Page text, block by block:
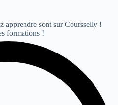
apprendre sont sur Coursselly !
formations !